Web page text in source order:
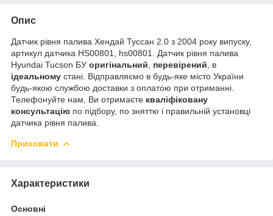
Опис
Датчик рівня палива Хендай Туссан 2.0 з 2004 року випуску,
артикул датчика HS00801, hs00801. Датчик рівня палива
Hyundai Tucson БУ оригінальний перевірений , в
ідеальному стані. Відправляємо в будь-яке місто України
будь-якою службою доставки з оплатою при отриманні.
Телефонуйте нам, Ви отримаєте кваліфіковану
консультацію по підбору, по зняттю і правильній установці
датчика рівня палива.
Приховати
Характеристики
Основні